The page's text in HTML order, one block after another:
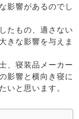
影響があるのでし
たもの、適さない
きな影響を与えま
、寝装品メーカー
影響と横向き寝に
いと思います。